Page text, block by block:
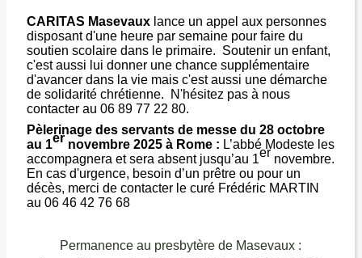
CARITAS Masevauxlance un appel aux personnes
disposant d'une heure par semaine pour faire du
soutien scolaire dans le primaire. Soutenir un enfant,
c'est aussi lui donner une chance supplémentaire
d'avancer dans la vie mais c'est aussi une démarche
de solidarité chrétienne. N'hésitez pas à nous
contacter au 06 89 77 22 80.
Pèlerinage des servants de messe du 28 octobre
au 1er novembre 2025 à Rome : L’abbé Modeste les
accompagnera et sera absent jusqu’au 1er novembre.
En cas d'urgence, besoin d’un prêtre ou pour un
décès, merci de contacter le curé Frédéric MARTIN
au 06 46 42 76 68
Permanence au presbytère de Masevaux :